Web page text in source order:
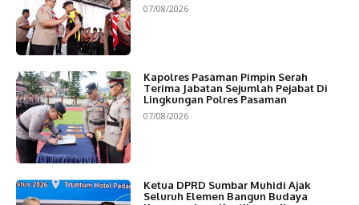
07/08/2026
Kapolres Pasaman Pimpin Serah
Terima Jabatan Sejumlah Pejabat Di
Lingkungan Polres Pasaman
07/08/2026
Ketua DPRD Sumbar Muhidi Ajak
Seluruh Elemen Bangun Budaya